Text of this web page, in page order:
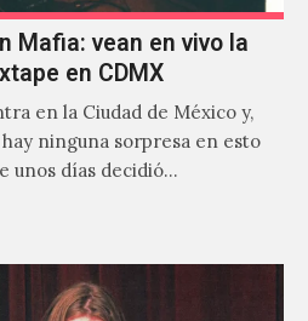
Mafia: vean en vivo la
en CDMX
en la Ciudad de México y,
ninguna sorpresa en esto
unos días decidió…